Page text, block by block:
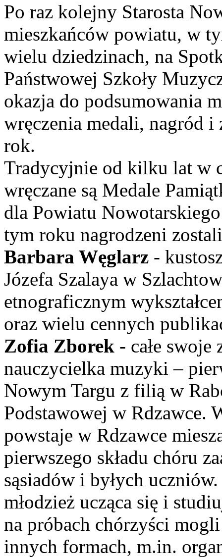
Po raz kolejny Starosta
mieszkańców powiatu, w
wielu dziedzinach, na
Państwowej Szkoły
okazja do podsumowania
wręczenia medali, nagród i
rok.
Tradycyjnie od kilku lat w
wręczane są Medale
dla Powiatu
tym roku nagrodzeni
Barbara Węglarz -
Józefa Szalaya w
etnograficznym
oraz wielu cennych
Zofia Zborek - całe swoje
nauczycielka muzyki –
Nowym Targu z filią w
Podstawowej w Rdzawce.
powstaje w Rdzawce
pierwszego składu chóru
sąsiadów i byłych
młodzież ucząca się i
na próbach chórzyści
innych formach, m.in.